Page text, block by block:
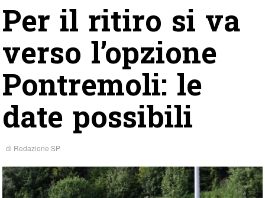
Per il ritiro si va
verso l’opzione
Pontremoli: le
date possibili
di Redazione SP